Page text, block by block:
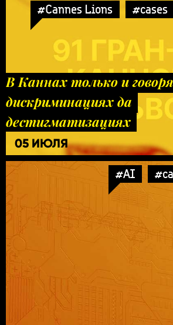
#Cannes Lions #cases
В Каннах только и
дискриминациях да
дестигматизациях
05 ИЮЛЯ
#AI